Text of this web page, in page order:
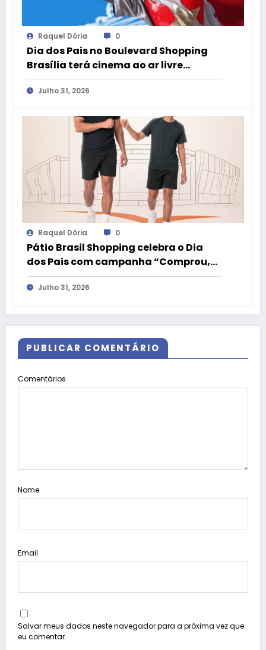
Raquel Dória 0
Dia dos Pais no Boulevard Shopping
Brasília terá cinema ao ar livre
gratuito com clássicos e curtas do DF
Julho 31, 2026
Raquel Dória 0
Pátio Brasil Shopping celebra o Dia
dos Pais com campanha “Comprou,
Ganhou” e camiseta exclusiva da
LIVE!Julho 31, 2026
PUBLICAR COMENTÁRIO
Comentários
Nome
Email
Salvar meus dados neste navegador para a próxima vez que
eu comentar.